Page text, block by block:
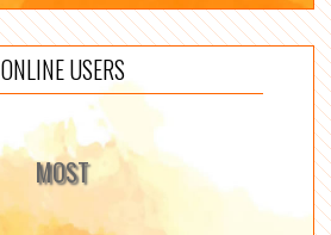
ONLINE USERS
MOST